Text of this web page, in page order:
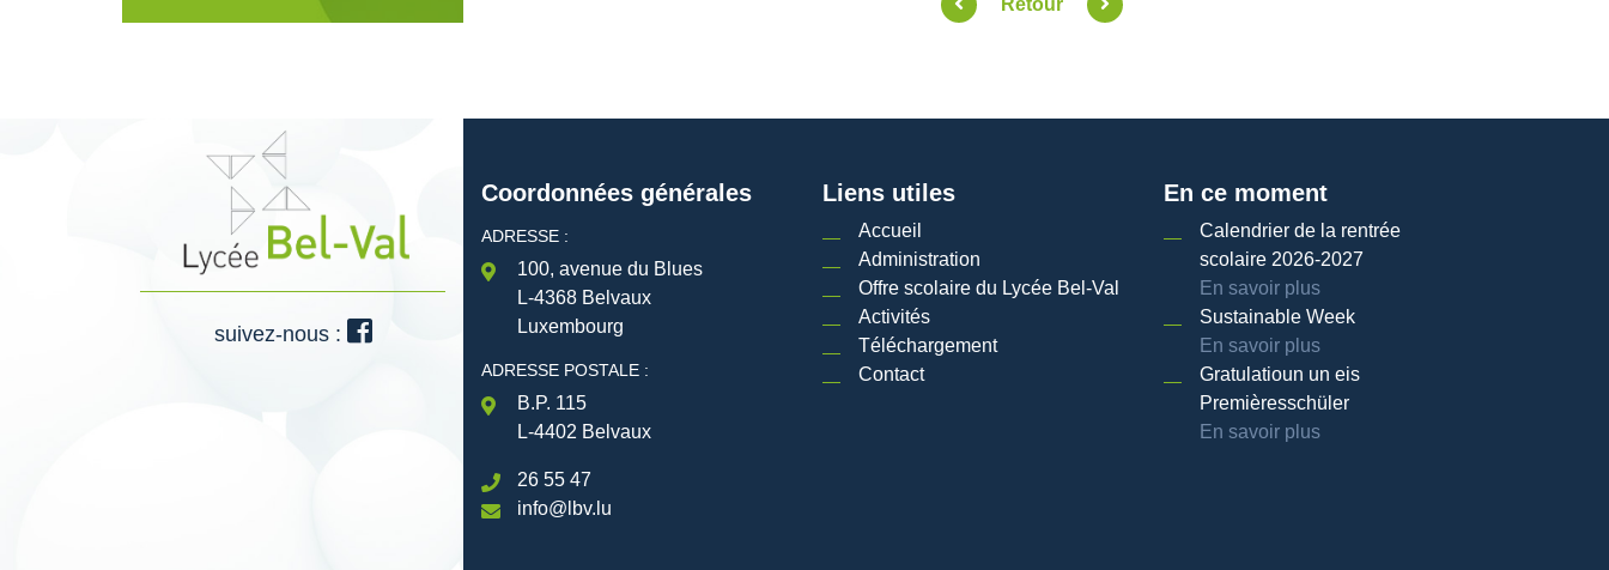
Retour
suivez-nous :
Coordonnées générales
ADRESSE :
100, avenue du Blues
L-4368 Belvaux
Luxembourg
ADRESSE POSTALE :
B.P. 115
L-4402 Belvaux
26 55 47
info@lbv.lu
Liens utiles
Accueil
Administration
Offre scolaire du Lycée Bel-Val
Activités
Téléchargement
Contact
En ce moment
Calendrier de la rentrée
scolaire 2026-2027
En savoir plus
Sustainable Week
En savoir plus
Gratulatioun un eis
Premièresschüler
En savoir plus